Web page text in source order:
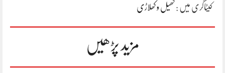
کیٹاگری میں : کھیل و کھلاڑی
مزید پڑھیں